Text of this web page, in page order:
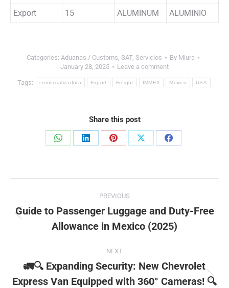
Export
15 ALUMINUM ALUMINIO
Categories: Aduanas / Customs, SAT, Servicios By Miura
January 28, 2025
Leave a comment
Tags: comercializadora Export Freight IMMEX Mexico USA
Share this post
Share
Share
Share
Share
Share
navigation
PREVIOUS
Previous
post:
Guide to Passenger Luggage and Duty-Free
Allowance in Mexico (2025)
NEXT
Next
🚛🔍 Expanding Security: New Chevrolet
Express Van Equipped with 360° Cameras! 🔍